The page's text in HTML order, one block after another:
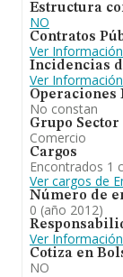
Estructura
NO
Contratos
Ver Información
Incidencias
Ver Información
No constan
Grupo Sector
Comercio
Cargos
Encontrados 1
Ver cargos de
Número de
0 (año 2012)
Ver Información
Cotiza en
NO